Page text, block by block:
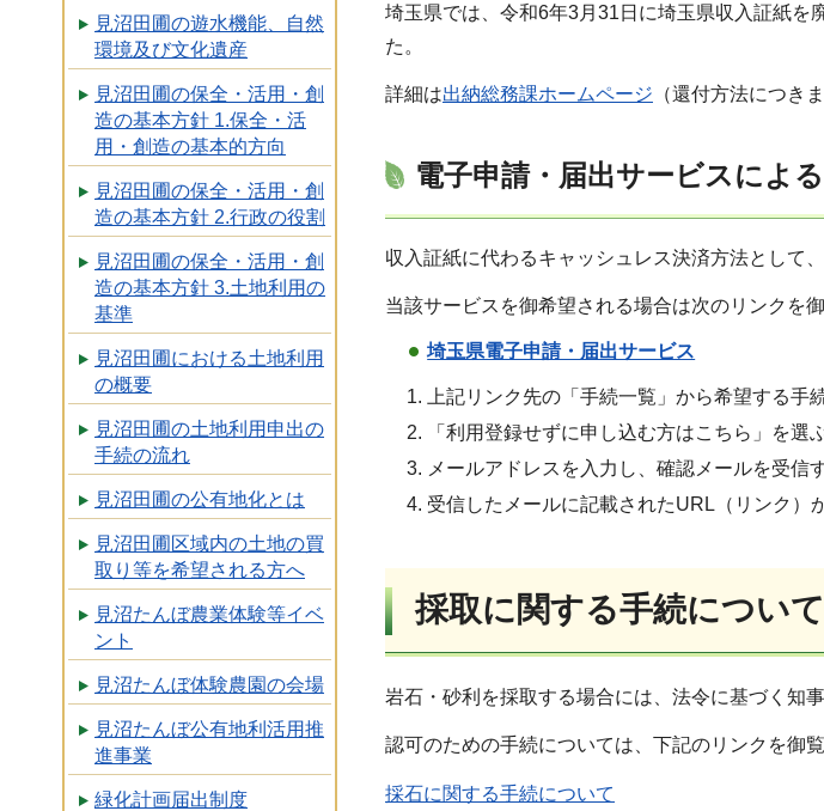
見沼田圃の遊水機能、自然
環境及び文化遺産
見沼田圃の保全・活用・創
造の基本方針 1.保全・活
用・創造の基本的方向
見沼田圃の保全・活用・創
造の基本方針 2.行政の役割
見沼田圃の保全・活用・創
造の基本方針 3.土地利用の
基準
見沼田圃における土地利用
の概要
見沼田圃の土地利用申出の
手続の流れ
見沼田圃の公有地化とは
見沼田圃区域内の土地の買
取り等を希望される方へ
見沼たんぼ農業体験等イベ
ント
見沼たんぼ体験農園の会場
見沼たんぼ公有地利活用推
進事業
緑化計画届出制度
埼玉県では、令和6年3月31日に埼玉県収入証紙を
た。
詳細は出納総務課ホームページ （還付方法につき
電子申請・届出サービスによ
収入証紙に代わるキャッシュレス決済方法として
当該サービスを御希望される場合は次のリンクを御
埼玉県電子申請・届出サービス
上記リンク先の「手続一覧」から希望する手
「利用登録せずに申し込む方はこちら」を
メールアドレスを入力し、確認メールを受信す
受信したメールに記載されたURL（リンク）
採取に関する手続について
岩石・砂利を採取する場合には、法令に基づく知
認可のための手続については、下記のリンクを御覧
採石に関する手続について